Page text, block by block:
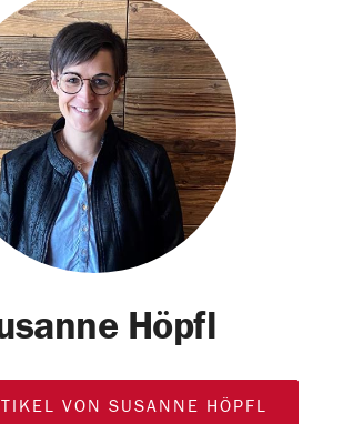
Höpfl
VON SUSANNE HÖPFL